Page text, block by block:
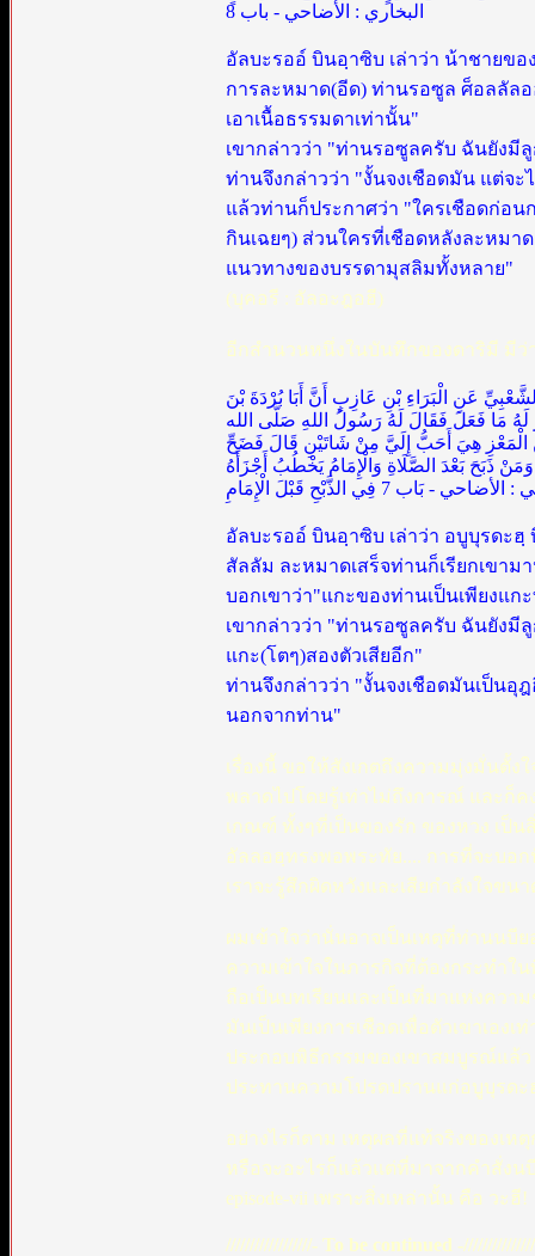
البخاري : الأضاحي - باب 8
อัลบะรออ์ บินอฺาซิบ เล่าว่า น้าชายข
การละหมาด(อีด) ท่านรอซูล ศ็อลลัลอ
เอาเนื้อธรรมดาเท่านั้น"
เขากล่าวว่า "ท่านรอซูลครับ ฉันยังมี
ท่านจึงกล่าวว่า "งั้นจงเชือดมัน แต่จ
แล้วท่านก็ประกาศว่า "ใครเชือดก่อน
กินเฉยๆ) ส่วนใครที่เชือดหลังละหม
แนวทางของบรรดามุสลิมทั้งหลาย"
(บุคอรี : อัลอะฎอฮี)
อีกสำนวนหนึ่งในบันทึกของดาริมี มีว่
الشَّعْبِيِّ عَنِ الْبَرَاءِ بْنِ عَازِبٍ أَنَّ أَبَا بُرْدَةَ بْنَ
مَا فَعَلَ فَقَالَ لَهُ رَسُولُ اللهِ صَلَّى الله
الْمَعْزِ هِيَ أَحَبُّ إِلَيَّ مِنْ شَاتَيْنِ قَالَ فَضَحِّ
ذَبَحَ بَعْدَ الصَّلَاةِ وَالْإِمَامُ يَخْطُبُ أَجْزَأَهُ
- بَاب 7 فِي الذَّبْحِ قَبْلَ الْإِمَامِ
อัลบะรออ์ บินอฺาซิบ เล่าว่า อบูบุรดะ
สัลลัม ละหมาดเสร็จท่านก็เรียกเขาม
บอกเขาว่า"แกะของท่านเป็นเพียงแก
เขากล่าวว่า "ท่านรอซูลครับ ฉันยังมี
แกะ(โตๆ)สองตัวเสียอีก"
ท่านจึงกล่าวว่า "งั้นจงเชือดมันเป็นอุ
นอกจากท่าน"
เรื่องนี้ ขอให้สังเกตถึงความมุ่งมั่นตั้ง
พลาดไปโดยรู้เท่าไม่ถึงการณ์ และก็
เกณฑ์ ทั้งๆที่เป็นของรัก ของหวง เป็
อัลลอฮฺทรงพอพระทัย.... การที่จะบอ
เราจะรู้สึกผิดหวังและเสียกำลังใจขน
ผมเข้าใจว่านั่นอาจเป็นเหตุที่ท่านนบี
ความเข้าใจในภารกิจที่ต้องกระทำใ
ถือเป็นบทเรียนและเป็นที่มาแห่งควา
มันเป็นเพียงการเชือดเพื่อตัวเขาเอง
ประกอบพิธีกรรมของเขาสมบูรณ์แล้
ประทานความโปรดปรานแก่อบูบุรดะ
อย่างไรก็ตาม เหตุผลที่แท้จริงของเ
หรือจะอะไรก็แล้วแต่ที่มาจากคำสั่ง
episode-vii เพราะสิ่งเหล่านั้น คือ วะฮี!
//////////////////- To be continued